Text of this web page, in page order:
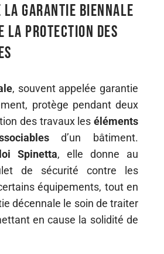
la garantie biennale
la protection des
, souvent appelée garantie
protège pendant deux
des travaux les éléments
d’un bâtiment.
loi Spinetta, elle donne au
de sécurité contre les
équipements, tout en
décennale le soin de traiter
en cause la solidité de